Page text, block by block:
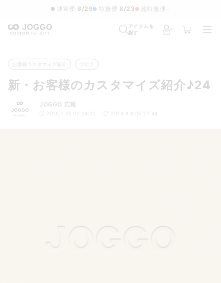
通常便 8/29 特急便 8/23 超特急便−
アイテムを
探す
お客様カスタマイズ紹介 ブログ
新・お客様のカスタマイズ紹介♪24
JOGGO 広報
2015.7.23 07:24:22 2026.8.8 05:27:44